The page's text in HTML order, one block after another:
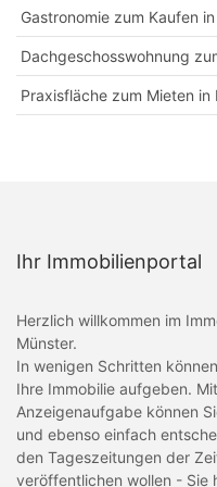
Gastronomie zum Kaufen
Dachgeschosswohnung
Praxisfläche zum Mieten
Ihr Immobilienportal
Herzlich willkommen im
Münster.
In wenigen Schritten
Ihre Immobilie aufgeben.
Anzeigenaufgabe können
und ebenso einfach
den Tageszeitungen der
veröffentlichen wollen - Sie